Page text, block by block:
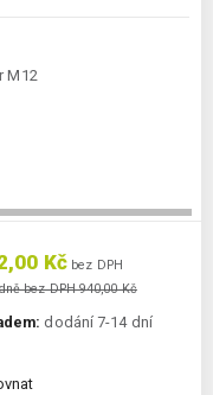
M12
Kč bez DPH
bez DPH 940,00 Kč
dodání 7-14 dní